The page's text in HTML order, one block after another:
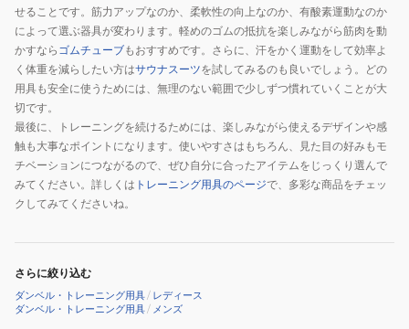
せることです。筋力アップなのか、柔軟性の向上なのか、有酸素運動なのか
によって選ぶ器具が変わります。軽めのゴムの抵抗を楽しみながら筋肉を動
かすなら ゴムチューブもおすすめです。さらに、汗をかく運動をして効率よ
く体重を減らしたい方はサウナスーツを試してみるのも良いでしょう。どの
用具も安全に使うためには、無理のない範囲で少しずつ慣れていくことが大
切です。
最後に、トレーニングを続けるためには、楽しみながら使えるデザインや感
触も大事なポイントになります。使いやすさはもちろん、見た目の好みもモ
チベーションにつながるので、ぜひ自分に合ったアイテムをじっくり選んで
みてください。詳しくは トレーニング用具のページで、多彩な商品をチェッ
クしてみてくださいね。
さらに絞り込む
ダンベル・トレーニング用具/ レディース
ダンベル・トレーニング用具/ メンズ